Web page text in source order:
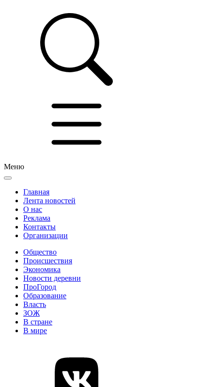
Меню
Главная
Лента новостей
О нас
Реклама
Контакты
Организации
Общество
Происшествия
Экономика
Новости деревни
ПроГород
Образование
Власть
ЗОЖ
В стране
В мире